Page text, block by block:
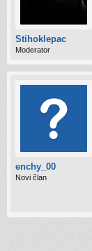
Stihoklepac
Moderator
enchy_00
Novi član